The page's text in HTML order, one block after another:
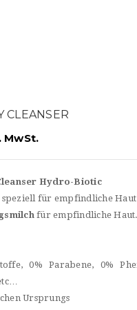
CLEANSER
MwSt.
Hydro-Biotic
speziell für empfindliche Haut
für empfindliche Haut.
0% Parabene, 0%
Ursprungs